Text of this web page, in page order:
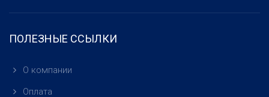
ПОЛЕЗНЫЕ ССЫЛКИ
О компании
Оплата